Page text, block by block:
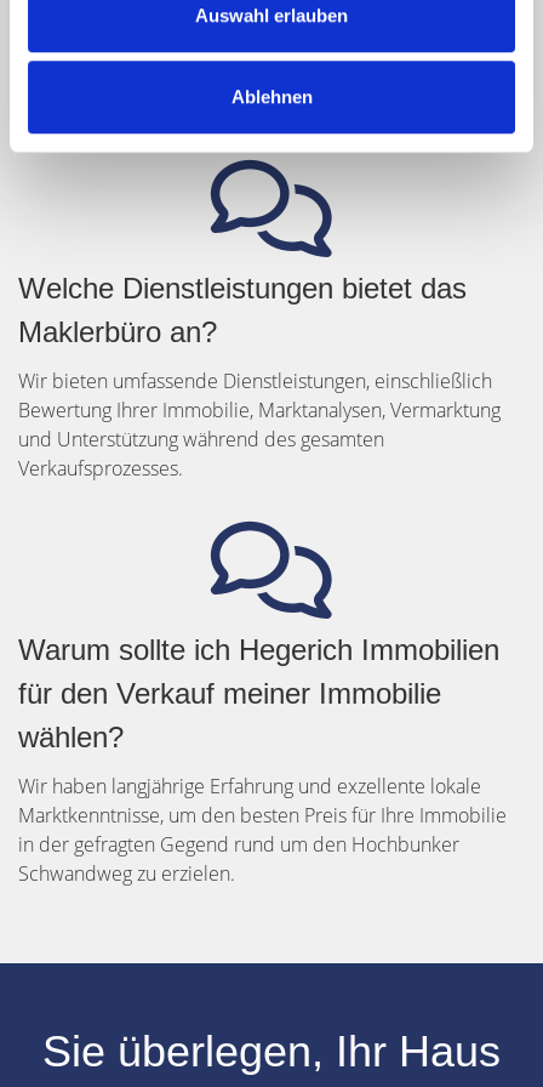
Auswahl erlauben
Ablehnen
Die Dauer des Verkaufsprozesses kann variieren, abhängig
von der Marktnachfrage und der attraktiven
zügige Verkaufsabrechnungen gewährleisten.
Welche Dienstleistungen bietet das
Maklerbüro an?
Wir bieten umfassende Dienstleistungen, einschließlich
Bewertung Ihrer Immobilie, Marktanalysen, Vermarktung
und Unterstützung während des gesamten
Verkaufsprozesses.
Warum sollte ich Hegerich Immobilien
für den Verkauf meiner Immobilie
wählen?
Wir haben langjährige Erfahrung und exzellente lokale
Marktkenntnisse, um den besten Preis für Ihre Immobilie
in der gefragten Gegend rund um den Hochbunker
Schwandweg zu erzielen.
Sie überlegen, Ihr Haus